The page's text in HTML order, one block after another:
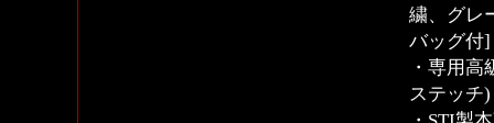
繍、グレ
バッグ付]
・専用
ステッチ)